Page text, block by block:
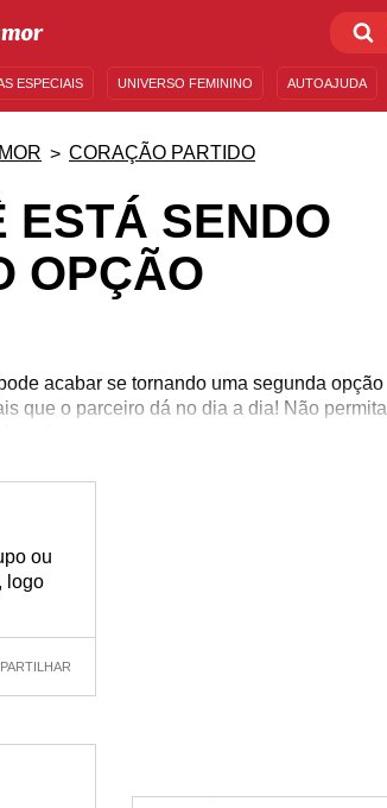
ESPECIAIS UNIVERSO FEMININO AUTOAJUDA
CORAÇÃO PARTIDO
ESTÁ SENDO
OPÇÃO
acabar se tornando uma segunda opção
que o parceiro dá no dia a dia! Não permita
faz tempo...
ou
logo